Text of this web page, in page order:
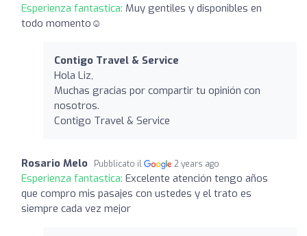
Esperienza fantastica: Muy gentiles y disponibles en
todo momento☺️
Contigo Travel & Service
Hola Liz,
Muchas gracias por compartir tu opinión con
nosotros.
Contigo Travel & Service
Rosario Melo Pubblicato il 2 years ago
Esperienza fantastica: Excelente atención tengo años
que compro mis pasajes con ustedes y el trato es
siempre cada vez mejor